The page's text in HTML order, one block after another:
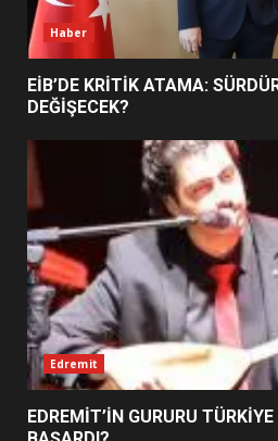
Haber
EİB’DE KRİTİK ATAMA:
DEĞİŞECEK?
Edremit
EDREMİT’İN GURURU